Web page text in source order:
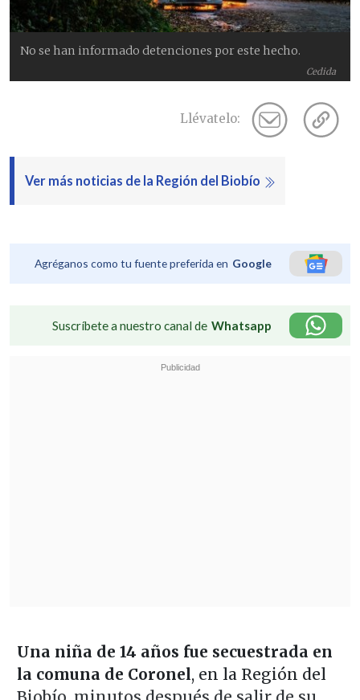
Cedida
No se han informado detenciones por este hecho.
Llévatelo:
Ver más noticias de la Región del Biobío
Agréganos como tu fuente preferida en Google
Suscríbete a nuestro canal de Whatsapp
Una niña de 14 años fue secuestrada en
la comuna de Coronel, en la Región del